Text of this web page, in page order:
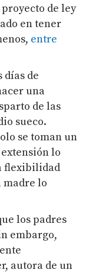
de ley
en tener
entre
días de
una
de las
sueco.
se toman un
lo
flexibilidad
madre lo
los padres
embargo,
autora de un